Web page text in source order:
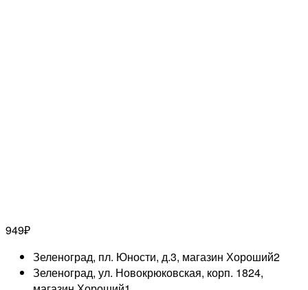
949₽
Зеленоград, пл. Юности, д.3, магазин Хороший2
Зеленоград, ул. Новокрюковская, корп. 1824,